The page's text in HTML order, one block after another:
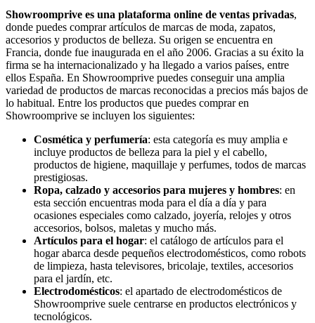
Showroomprive es una plataforma online de ventas privadas,
donde puedes comprar artículos de marcas de moda, zapatos,
accesorios y productos de belleza. Su origen se encuentra en
Francia, donde fue inaugurada en el año 2006. Gracias a su éxito la
firma se ha internacionalizado y ha llegado a varios países, entre
ellos España. En Showroomprive puedes conseguir una amplia
variedad de productos de marcas reconocidas a precios más bajos de
lo habitual. Entre los productos que puedes comprar en
Showroomprive se incluyen los siguientes:
Cosmética y perfumería: esta categoría es muy amplia e
incluye productos de belleza para la piel y el cabello,
productos de higiene, maquillaje y perfumes, todos de marcas
prestigiosas.
Ropa, calzado y accesorios para mujeres y hombres: en
esta sección encuentras moda para el día a día y para
ocasiones especiales como calzado, joyería, relojes y otros
accesorios, bolsos, maletas y mucho más.
Artículos para el hogar: el catálogo de artículos para el
hogar abarca desde pequeños electrodomésticos, como robots
de limpieza, hasta televisores, bricolaje, textiles, accesorios
para el jardín, etc.
Electrodomésticos: el apartado de electrodomésticos de
Showroomprive suele centrarse en productos electrónicos y
tecnológicos.